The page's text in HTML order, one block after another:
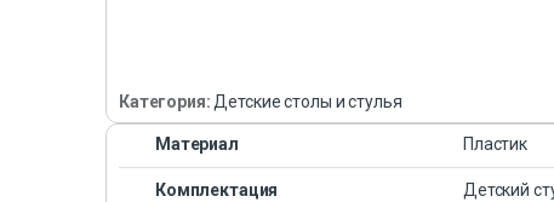
Категория:Детские столы и стулья
Материал Пластик
Комплектация Детский